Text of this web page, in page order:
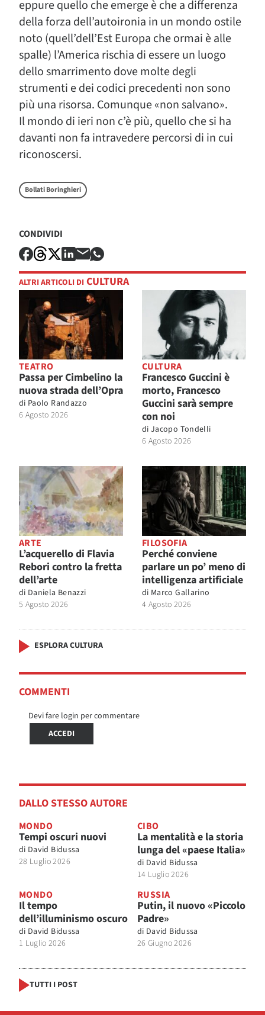
eppure quello che emerge è che a differenza
della forza dell’autoironia in un mondo ostile
noto (quell’dell’Est Europa che ormai è alle
spalle) l’America rischia di essere un luogo
dello smarrimento dove molte degli
strumenti e dei codici precedenti non sono
più una risorsa. Comunque «non salvano».
Il mondo di ieri non c’è più, quello che si ha
davanti non fa intravedere percorsi di in cui
riconoscersi.
Bollati Boringhieri
CONDIVIDI
ALTRI ARTICOLI DI CULTURA
TEATRO
Passa per Cimbelino la
nuova strada dell’Opra
di Paolo Randazzo
6 Agosto 2026
CULTURA
Francesco Guccini è
morto, Francesco
Guccini sarà sempre
con noi
di Jacopo Tondelli
6 Agosto 2026
ARTE
L’acquerello di Flavia
Rebori contro la fretta
dell’arte
di Daniela Benazzi
5 Agosto 2026
FILOSOFIA
Perché conviene
parlare un po’ meno di
intelligenza artificiale
di Marco Gallarino
4 Agosto 2026
ESPLORA CULTURA
COMMENTI
Devi fare login per commentare
ACCEDI
DALLO STESSO AUTORE
MONDO
Tempi oscuri nuovi
di David Bidussa
28 Luglio 2026
CIBO
La mentalità e la storia
lunga del «paese Italia»
di David Bidussa
14 Luglio 2026
MONDO
Il tempo
dell’illuminismo oscuro
di David Bidussa
1 Luglio 2026
RUSSIA
Putin, il nuovo «Piccolo
Padre»
di David Bidussa
26 Giugno 2026
TUTTI I POST